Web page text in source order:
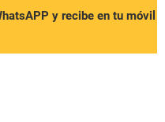
y recibe en tu móvil